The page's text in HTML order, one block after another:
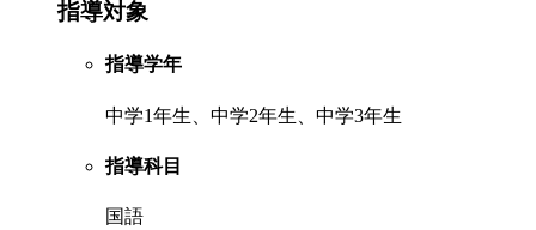
指導対象
指導学年
中学1年生、中学2年生、中学3年生
指導科目
国語